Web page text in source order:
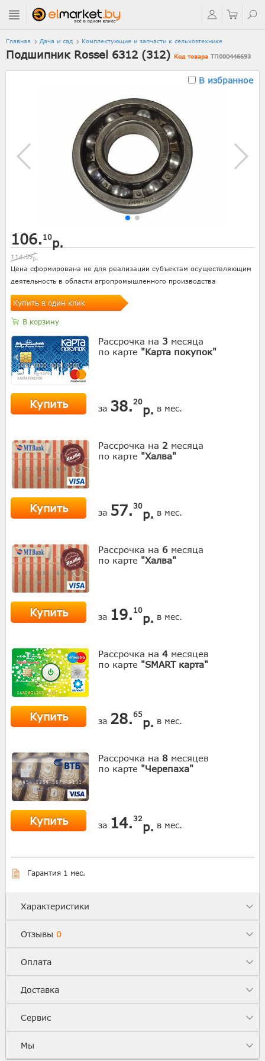
Главная Дача и сад Комплектующие и запчасти к сельхозтехнике
Подшипник Rossel 6312 (312) Код товара ТП000446693
В избранное
106. 10р.
114.59р.
Цена сформирована не для реализации субъектам осуществляющим
деятельность в области агропромышленного производства
Купить в один клик
В корзину
Рассрочка на 3 месяца
по карте "Карта покупок"
Купить за 38. 20
р. в мес.
Рассрочка на 2 месяца
по карте "Халва"
Купить за 57. 30
р. в мес.
Рассрочка на 6 месяца
по карте "Халва"
Купить за 19. 10
р. в мес.
Рассрочка на 4 месяцев
по карте "SMART карта"
Купить за 28.65
р. в мес.
Рассрочка на 8 месяцев
по карте "Черепаха"
Купить за 14. 32
р. в мес.
Гарантия 1 мес.
Характеристики
Отзывы 0
Оплата
Доставка
Сервис
Мы